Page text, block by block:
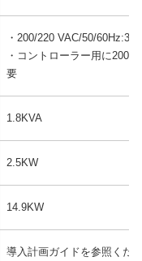
・200/220 VAC/50/60Hz:3
・コントローラー用に200-
要
1.8KVA
2.5KW
14.9KW
導入計画ガイドを参照くだ